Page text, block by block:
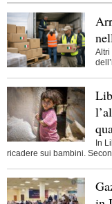
Altri
In
ricadere sui bambini.